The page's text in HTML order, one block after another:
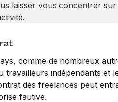
laisser vous concentrer
comme de nombreux
indépendants et
des freelances peut
fautive.